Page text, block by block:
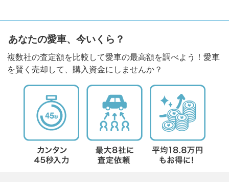
あなたの愛車、今いくら？
複数社の査定額を比較して愛車の最高額を調べよう！愛車
を賢く売却して、購入資金にしませんか？